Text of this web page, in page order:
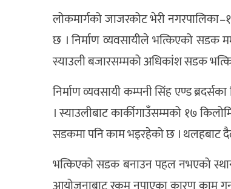
लोकमार्गको जाजरकोट भेरी
छ । निर्माण व्यवसायीले भत्किएको सडक
स्याउली बजारसम्मको अधिकांश सडक
निर्माण व्यवसायी कम्पनी सिंह एण्ड
। स्याउलीबाट कार्कीगाउँसम्मको १७
सडकमा पनि काम भइरहेको छ । थलहबाट
भत्किएको सडक बनाउन पहल नभएको